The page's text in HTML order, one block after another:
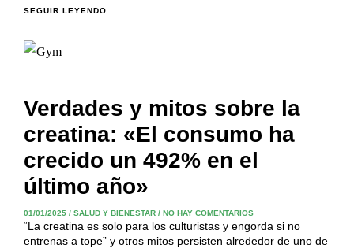
SEGUIR LEYENDO
Verdades y mitos sobre la
creatina: «El consumo ha
crecido un 492% en el
último año»
01/01/2025 / SALUD Y BIENESTAR / NO HAY COMENTARIOS
“La creatina es solo para los culturistas y engorda si no
entrenas a tope” y otros mitos persisten alrededor de uno de